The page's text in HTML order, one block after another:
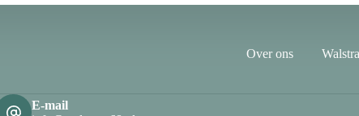
Over ons
E-mail